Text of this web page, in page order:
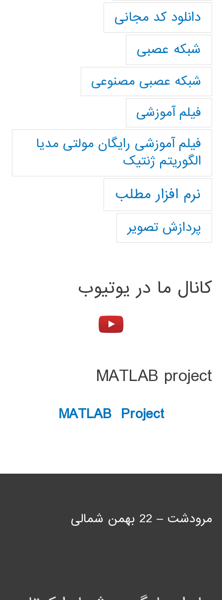
دانلود کد مجانی
شبکه عصبی
شبکه عصبی مصنوعی
فیلم آموزشی
فیلم آموزشی رایگان مولتی مدیا
الگوریتم ژنتیک
نرم افزار مطلب
پردازش تصویر
کانال ما در یوتیوب
MATLAB project
MATLAB Project
مرودشت – 22 بهمن شمالی